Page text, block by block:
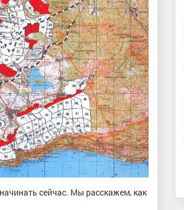
сейчас. Мы расскажем, как